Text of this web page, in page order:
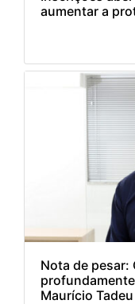
aumentar a
Nota de pesar:
Maurício